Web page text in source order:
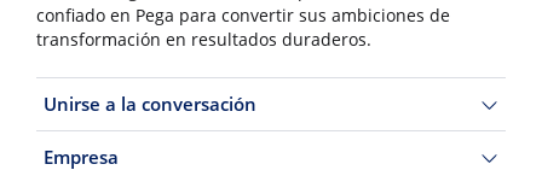
confiado en Pega para convertir sus ambiciones de
transformación en resultados duraderos.
Unirse a la conversación
Empresa